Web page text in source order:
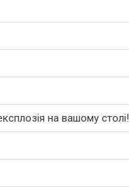
на вашому столі!